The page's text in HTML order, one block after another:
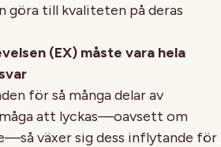
göra till kvaliteten på deras
(EX) måste vara hela
för så många delar av
att lyckas—oavsett om
växer sig dess inflytande för